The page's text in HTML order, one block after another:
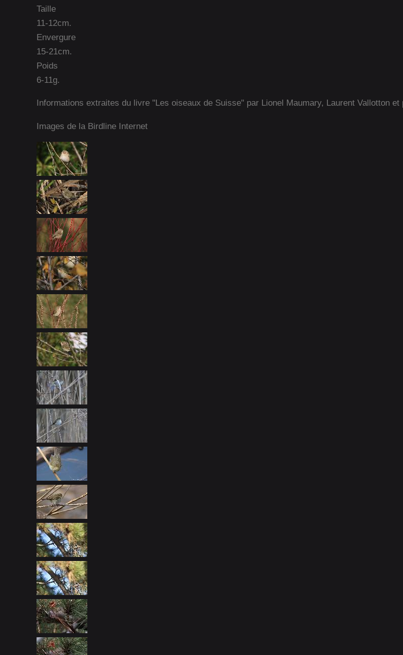
Taille
11-12cm.
Envergure
15-21cm.
Poids
6-11g.
Informations extraites du livre "Les oiseaux de Suisse" par Lionel Maumary, Laurent Vallotton et
Images de la Birdline Internet